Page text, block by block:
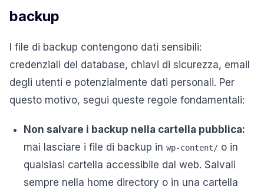
backup
I file di backup contengono dati sensibili:
credenziali del database, chiavi di sicurezza, email
degli utenti e potenzialmente dati personali. Per
questo motivo, segui queste regole fondamentali:
Non salvare i backup nella cartella pubblica:
mai lasciare i file di backup in wp-content/ o in
qualsiasi cartella accessibile dal web. Salvali
sempre nella home directory o in una cartella